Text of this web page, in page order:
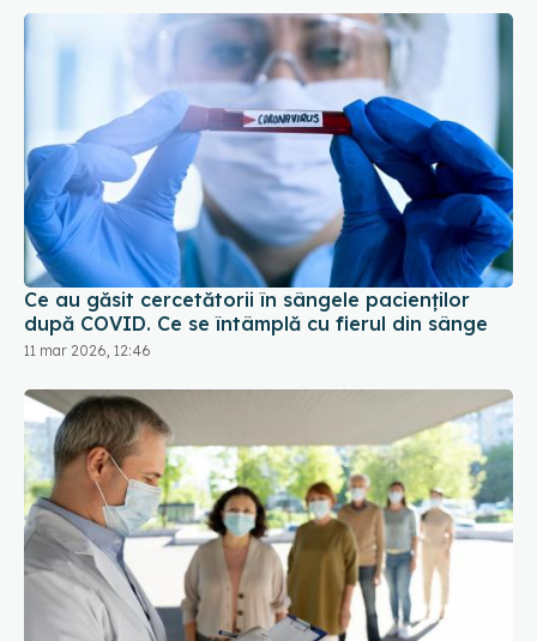
Ce au găsit cercetătorii în sângele pacienților
după COVID. Ce se întâmplă cu fierul din sânge
11 mar 2026, 12:46